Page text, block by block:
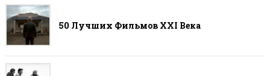
50 Лучших Фильмов ХХI Века